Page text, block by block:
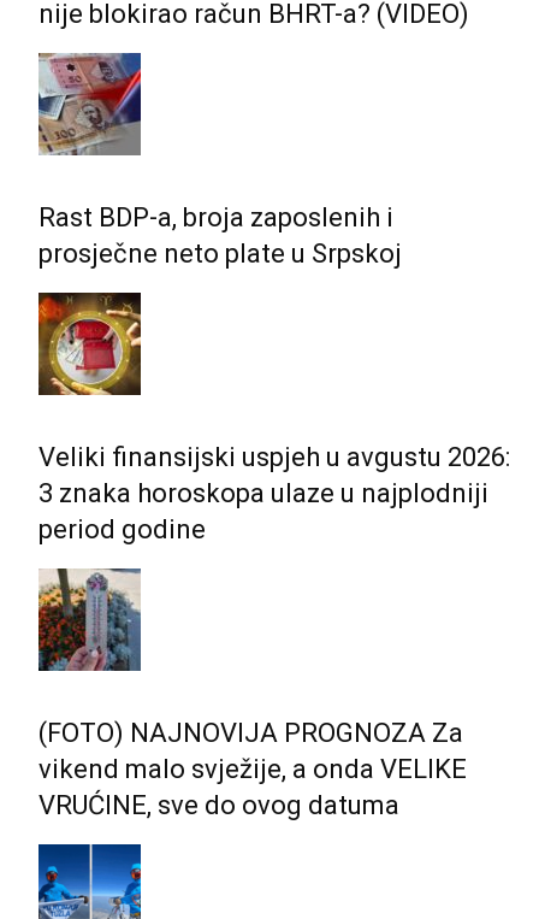
nije blokirao račun BHRT-a? (VIDEO)
Rast BDP-a, broja zaposlenih i
prosječne neto plate u Srpskoj
Veliki finansijski uspjeh u avgustu 2026:
3 znaka horoskopa ulaze u najplodniji
period godine
(FOTO) NAJNOVIJA PROGNOZA Za
vikend malo svježije, a onda VELIKE
VRUĆINE, sve do ovog datuma